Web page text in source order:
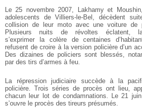
Le 25 novembre 2007, Lakhamy et
adolescents de Villiers-le-Bel, décèdent
collision de leur moto avec une voiture de
Plusieurs nuits de révoltes éclatent,
s’exprimer la colère de centaines
refusent de croire à la version policière d’un
Des dizaines de policiers sont blessés,
par des tirs d’armes à feu.
La répression judiciaire succède à la
policière. Trois séries de procès ont lieu,
chacun leur lot de condamnations. Le 21
s’ouvre le procès des tireurs présumés.